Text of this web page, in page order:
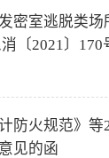
密室逃脱类
〔2021〕170
防火规范》等
见的函